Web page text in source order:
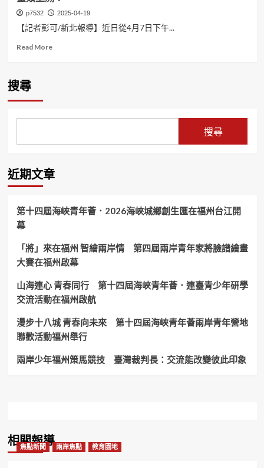
p7532 2025-04-19
【記者彭可/新北報導】近日從4月7日下午...
Read MoreRead
計
顧
生
樣
有
48
魚
種
及
3
蝦
蟹
上
搜尋
搜尋
近期文章
第十四屆海峽青年薈．2026海峽城鄉創生匯在福州台江開
幕
「將」來在福州 智繪兩岸情 第四屆兩岸青年家將臉譜繪畫
大賽在福州啟幕
山海連心 青春同行 第十四屆海峽青年薈．連臺青少年研學
交流活動在福州啟航
漫步十八城 青春向未來 第十四屆海峽青年薈兩岸青年營地
聯歡活動福州舉行
兩岸少年福州策馬競技 臺灣裁判長：交流能改變彼此印象
相關報導
焦點新聞 兩岸焦點 教育園地